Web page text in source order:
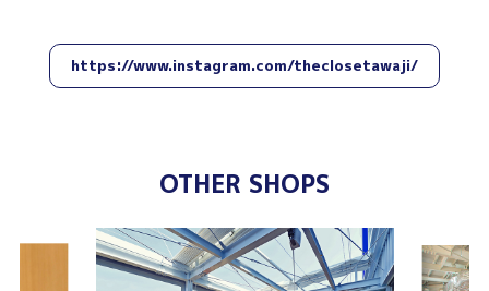
https://www.instagram.com/theclosetawaji/
OTHER SHOPS